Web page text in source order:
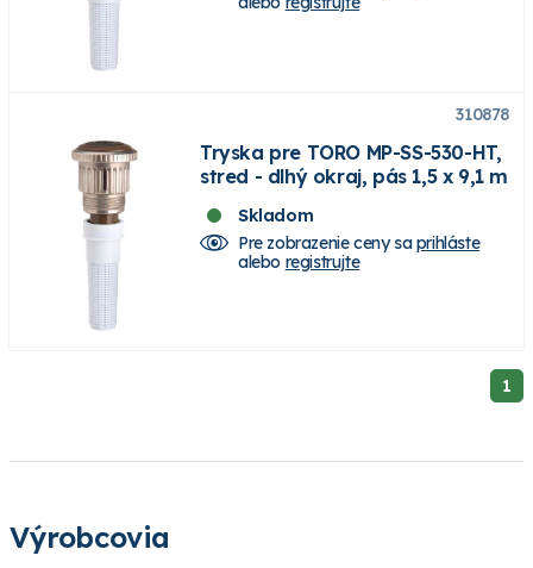
310878
Tryska pre TORO MP-SS-530-HT,
stred - dlhý okraj, pás 1,5 x 9,1 m
Skladom
Pre zobrazenie ceny saprihláste
alebo registrujte
1
Výrobcovia